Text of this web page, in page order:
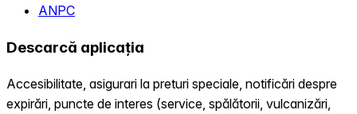
ANPC
Descarcă aplicația
Accesibilitate, asigurari la preturi speciale, notificări despre
expirări, puncte de interes (service, spălătorii, vulcanizări,